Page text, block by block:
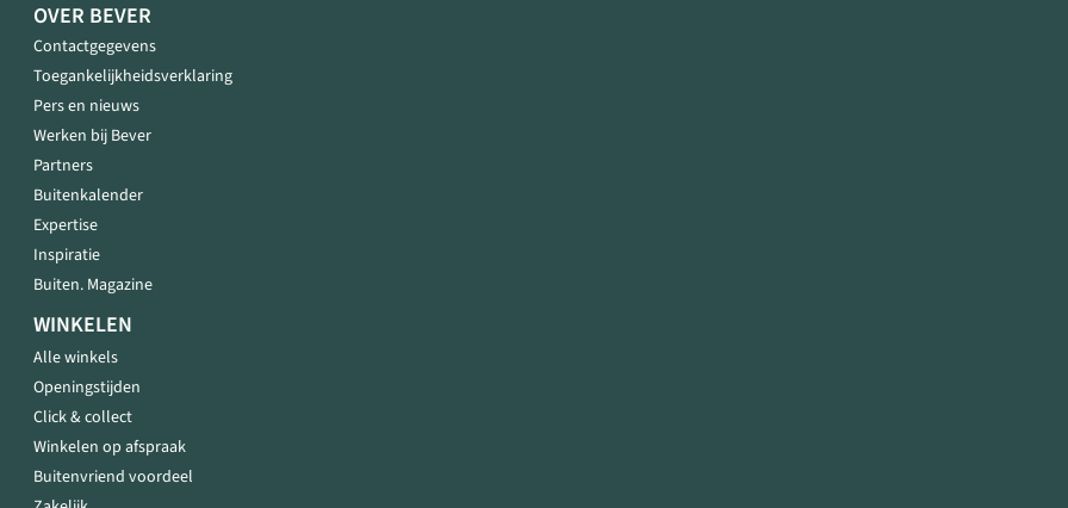
OVER BEVER
Contactgegevens
Toegankelijkheidsverklaring
Pers en nieuws
Werken bij Bever
Partners
Buitenkalender
Expertise
Inspiratie
Buiten. Magazine
WINKELEN
Alle winkels
Openingstijden
Click & collect
Winkelen op afspraak
Buitenvriend voordeel